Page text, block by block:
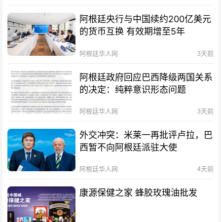
阿根廷央行与中国续约200亿美元
的货币互换 有效期增至5年
阿根廷华人网 3天前
阿根廷政府回应巴西降级两国关系
的决定：纯粹意识形态问题
阿根廷华人网 3天前
外交冲突：米莱一再批评卢拉，巴
西暂不向阿根廷派驻大使
阿根廷华人网 4天前
康源保健之家 蜂胶玫瑰油批发